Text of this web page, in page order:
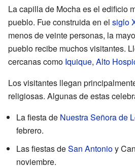
La capilla de Mocha es el edificio
pueblo. Fue construida en el siglo
menos de veinte personas, la
pueblo recibe muchos visitantes.
cercanas como Iquique, Alto
Los visitantes llegan
religiosas. Algunas de estas
La fiesta de Nuestra Señora de
febrero.
Las fiestas deSan Antonioy
noviembre.